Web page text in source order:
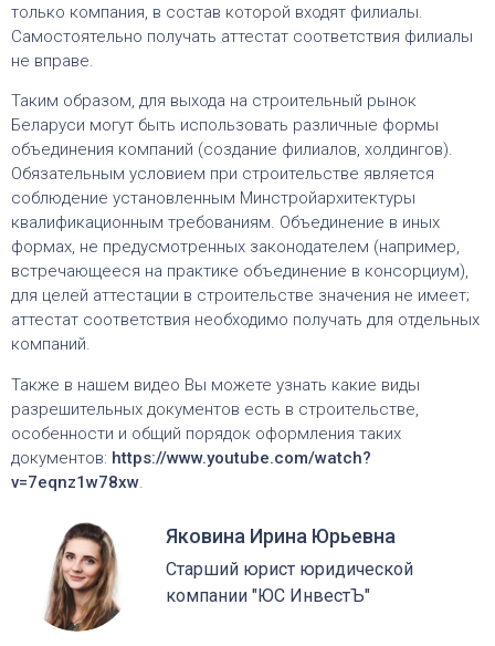
только компания, в состав которой входят филиалы.
Самостоятельно получать аттестат соответствия филиалы
не вправе.
Таким образом, для выхода на строительный рынок
Беларуси могут быть использовать различные формы
объединения компаний (создание филиалов, холдингов).
Обязательным условием при строительстве является
соблюдение установленным Минстройархитектуры
квалификационным требованиям. Объединение в иных
формах, не предусмотренных законодателем (например,
встречающееся на практике объединение в консорциум),
для целей аттестации в строительстве значения не имеет;
аттестат соответствия необходимо получать для отдельных
компаний.
Также в нашем видео Вы можете узнать какие виды
разрешительных документов есть в строительстве,
особенности и общий порядок оформления таких
документов: https://www.youtube.com/watch?
v=7eqnz1w78xw.
Яковина Ирина Юрьевна
Старший юрист юридической
компании "ЮС ИнвестЪ"